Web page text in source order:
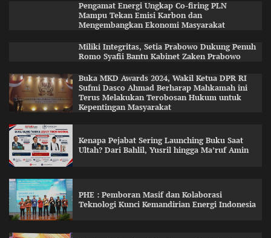
Pengamat Energi Ungkap Co-firing PLN
Mampu Tekan Emisi Karbon dan
Mengembangkan Ekonomi Masyarakat
Miliki Integritas, Setia Prabowo Dukung Penuh
Romo Syafii Bantu Kabinet Zaken Prabowo
Buka MKD Awards 2024, Wakil Ketua DPR RI
Sufmi Dasco Ahmad Berharap Mahkamah ini
Terus Melakukan Terobosan Hukum untuk
Kepentingan Masyarakat
Kenapa Pejabat Sering Launching Buku Saat
Ultah? Dari Bahlil, Yusril hingga Ma’ruf Amin
PHE : Pemboran Masif dan Kolaborasi
Teknologi Kunci Kemandirian Energi Indonesia